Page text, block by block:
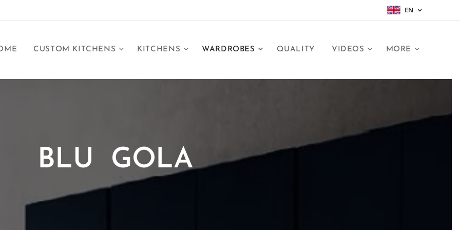
EN
CUSTOM KITCHENS KITCHENS WARDROBES QUALITY VIDEOS MORE
BLU GOLA